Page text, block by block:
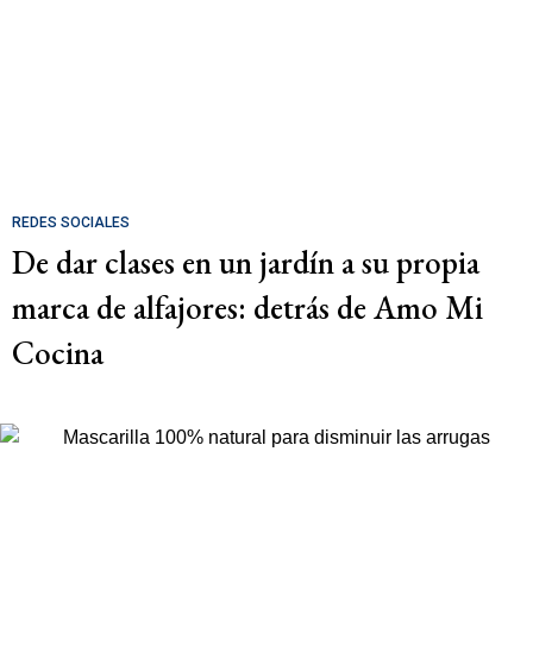
REDES SOCIALES
De dar clases en un jardín a su propia
marca de alfajores: detrás de Amo Mi
Cocina